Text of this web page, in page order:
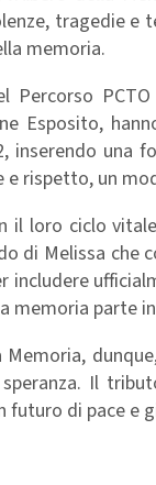
tragedie e
memoria.
Percorso
Esposito,
inserendo una
e rispetto, un
il loro ciclo
di Melissa che
includere
memoria parte
Memoria,
Il
futuro di pace e